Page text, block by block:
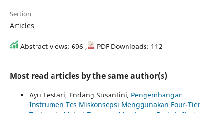
Section
Articles
Abstract views: 696 , PDF Downloads: 112
Most read articles by the same author(s)
Ayu Lestari, Endang Susantini, Pengembangan
Instrumen Tes Miskonsepsi Menggunakan Four-Tier